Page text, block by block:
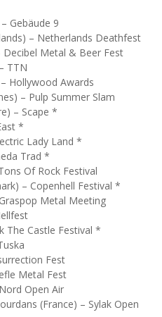
Gebäude 9
– Netherlands Deathfest
Decibel Metal & Beer Fest
TTN
Hollywood Awards
– Pulp Summer Slam
– Scape *
*
Lady Land *
Trad *
Of Rock Festival
– Copenhell Festival *
Metal Meeting
The Castle Festival *
Fest
Metal Fest
Open Air
(France) – Sylak Open